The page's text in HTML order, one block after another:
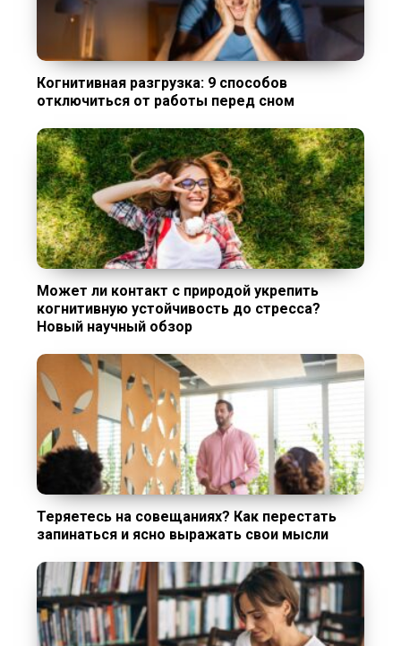
Когнитивная разгрузка: 9 способов
отключиться от работы перед сном
Может ли контакт с природой укрепить
когнитивную устойчивость до стресса?
Новый научный обзор
Теряетесь на совещаниях? Как перестать
запинаться и ясно выражать свои мысли